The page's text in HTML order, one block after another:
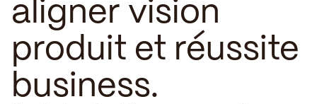
aligner vision
produit et réussite
business.